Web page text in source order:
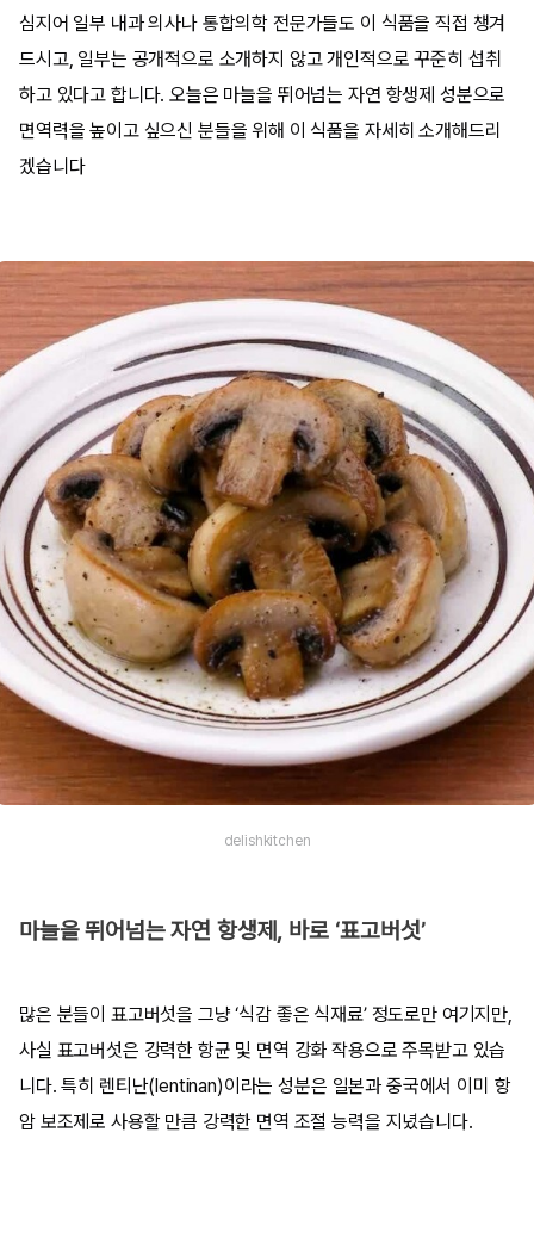
심지어 일부 내과 의사나 통합의학 전문가들도 이 식품을 직접 챙겨
드시고, 일부는 공개적으로 소개하지 않고 개인적으로 꾸준히 섭취
하고 있다고 합니다. 오늘은 마늘을 뛰어넘는 자연 항생제 성분으로
면역력을 높이고 싶으신 분들을 위해 이 식품을 자세히 소개해드리
겠습니다
delishkitchen
마늘을 뛰어넘는 자연 항생제, 바로 ‘표고버섯’
많은 분들이 표고버섯을 그냥 ‘식감 좋은 식재료’ 정도로만 여기지만,
사실 표고버섯은 강력한 항균 및 면역 강화 작용으로 주목받고 있습
니다. 특히 렌티난(lentinan)이라는 성분은 일본과 중국에서 이미 항
암 보조제로 사용할 만큼 강력한 면역 조절 능력을 지녔습니다.